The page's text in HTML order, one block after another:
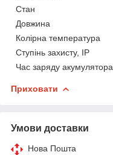
Стан
Довжина
Колірна температура
Ступінь захисту, IP
Час заряду акумулятора
Приховати
Умови доставки
Нова Пошта